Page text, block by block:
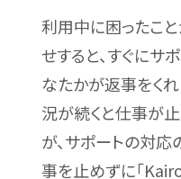
利用中に困ったこ
せすると、すぐにサ
なたかが返事をく
況が続くと仕事が
が、サポートの対
事を止めずに「